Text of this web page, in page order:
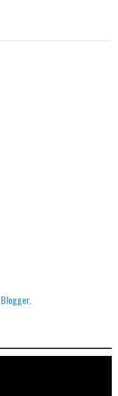
Blogger.